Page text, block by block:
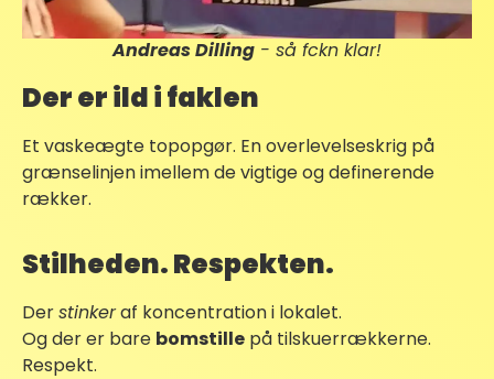
Andreas Dilling - så fckn klar!
Der er ild i faklen
Et vaskeægte topopgør. En overlevelseskrig på
grænselinjen imellem de vigtige og definerende
rækker.
Stilheden. Respekten.
Derstinkeraf koncentration i lokalet.
Og der er bare bomstille på tilskuerrækkerne.
Respekt.